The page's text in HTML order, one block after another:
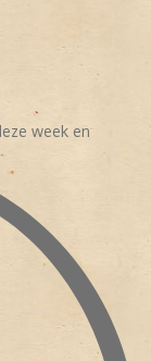
week en